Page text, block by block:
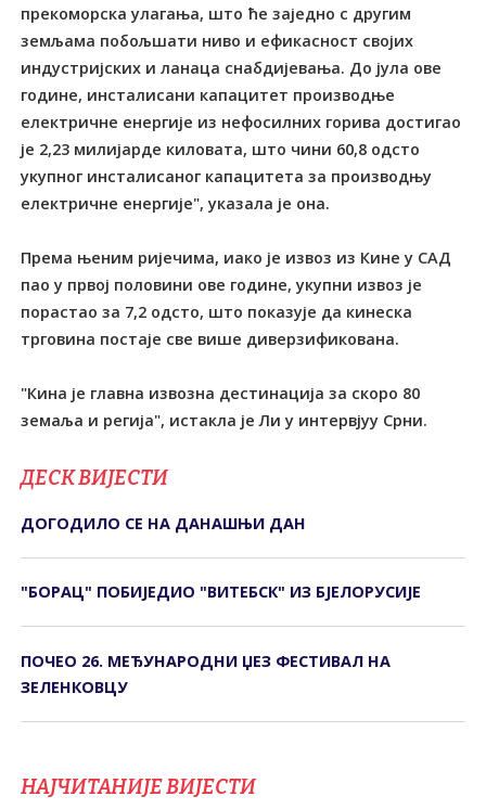
прекоморска улагања, што ће заједно с другим
земљама побољшати ниво и ефикасност својих
индустријских и ланаца снабдијевања. До јула ове
године, инсталисани капацитет производње
електричне енергије из нефосилних горива достигао
је 2,23 милијарде киловата, што чини 60,8 одсто
укупног инсталисаног капацитета за производњу
електричне енергије", указала је она.
Према њеним ријечима, иако је извоз из Кине у САД
пао у првој половини ове године, укупни извоз је
порастао за 7,2 одсто, што показује да кинеска
трговина постаје све више диверзификована.
"Кина је главна извозна дестинација за скоро 80
земаља и регија", истакла је Ли у интервјуу Срни.
ДЕСК ВИЈЕСТИ
ДОГОДИЛО СЕ НА ДАНАШЊИ ДАН
"БОРАЦ" ПОБИЈЕДИО "ВИТЕБСК" ИЗ БЈЕЛОРУСИЈЕ
ПОЧЕО 26. МЕЂУНАРОДНИ ЏЕЗ ФЕСТИВАЛ НА
ЗЕЛЕНКОВЦУ
НАЈЧИТАНИЈЕ ВИЈЕСТИ